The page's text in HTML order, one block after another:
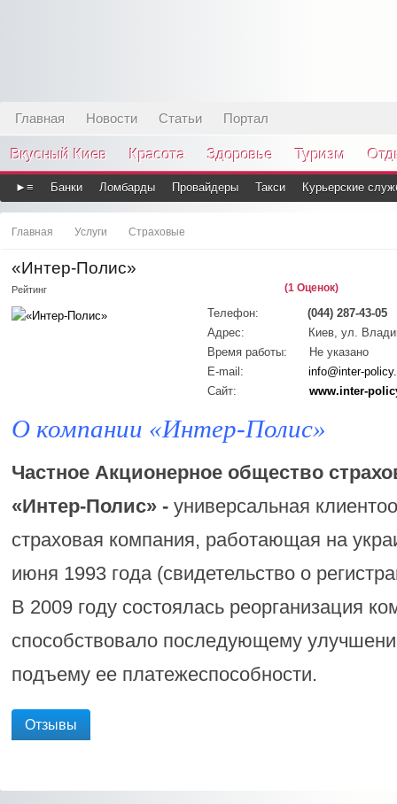
Главная Новости Статьи Портал
Вкусный Киев Красота Здоровье Туризм
►≡ Банки Ломбарды Провайдеры Такси Курьерские
Главная Услуги Страховые
«Интер-Полис»
Рейтинг (1 Оценок)
Телефон:
(044) 287-43-05
Адрес:
Киев, ул.
Время работы:
Не указано
E-mail:
info@inter-
Сайт:
www.inter-
О компании «Интер-Полис»
Частное Акционерное общество
«Интер-Полис» - универсальная
страховая компания, работающая на
июня 1993 года (свидетельство о
В 2009 году состоялась реорганизация
способствовало последующему
подъему ее платежеспособности.
Отзывы